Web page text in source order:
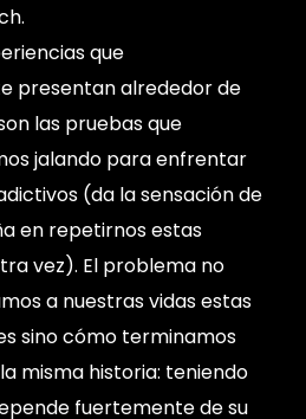
que
presentan alrededor de
las pruebas que
jalando para enfrentar
(da la sensación de
en repetirnos estas
vez). El problema no
a nuestras vidas estas
sino cómo terminamos
misma historia: teniendo
fuertemente de su